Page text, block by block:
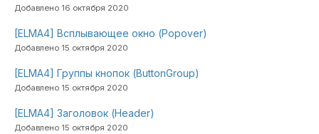
Добавлено 16 октября 2020
[ELMA4] Всплывающее окно (Popover)
Добавлено 15 октября 2020
[ELMA4] Группы кнопок (ButtonGroup)
Добавлено 15 октября 2020
[ELMA4] Заголовок (Header)
Добавлено 15 октября 2020